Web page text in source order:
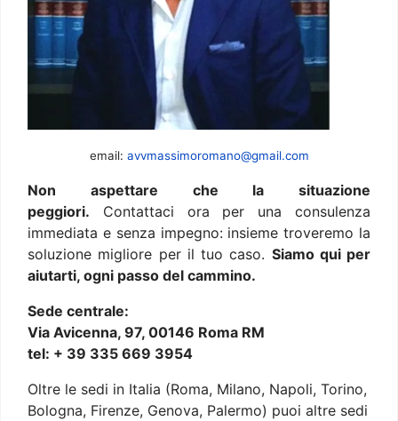
email: avvmassimoromano@gmail.com
Non aspettare che la situazione
peggiori. Contattaci ora per una consulenza
immediata e senza impegno: insieme troveremo la
soluzione migliore per il tuo caso. Siamo qui per
aiutarti, ogni passo del cammino.
Sede centrale:
Via Avicenna, 97, 00146 Roma RM
tel: + 39 335 669 3954
Oltre le sedi in Italia (Roma, Milano, Napoli, Torino,
Bologna, Firenze, Genova, Palermo) puoi altre sedi